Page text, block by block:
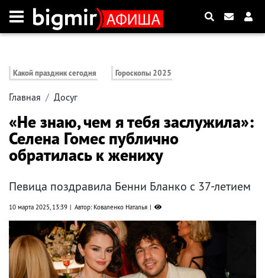
Какой праздник сегодня Гороскопы 2025
Главная Досуг
«Не знаю, чем я тебя заслужила»:
Селена Гомес публично
обратилась к жениху
Певица поздравила Бенни Бланко с 37-летием
10 марта 2025, 13:39 Автор: Коваленко Наталья